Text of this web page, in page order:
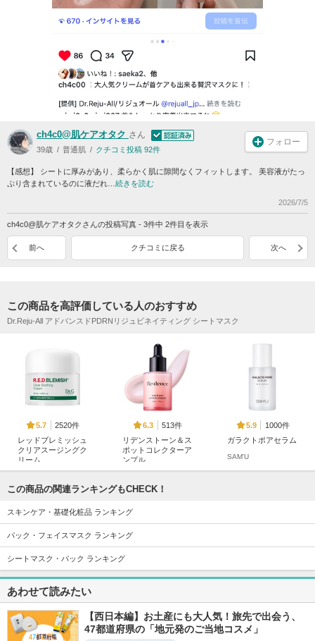
ch4c0@肌ケアオタク さん
39歳 普通肌 クチコミ投稿 92件
フォロー
【感想】 シートに厚みがあり、柔らかく肌に隙間なくフィットします。 美容液がたっ
ぷり含まれているのに液だれ… 続きを読む
2026/7/5
ch4c0@肌ケアオタクさんの投稿写真 - 3件中 2件目を表示
前へ クチコミに戻る 次へ
この商品を高評価している人のおすすめ
Dr.Reju-All アドバンスドPDRNリジュビネイティング シートマスク
5.7
2520件
レッドブレミッシュ
クリアスージングク
リーム
6.3
513件
リデンストーン＆ス
ポットコレクターア
ンプル
5.9
1000件
ガラクトポアセラム
SAM'U
1339件
リジュラン デュア
ルエフェクトアンプ
ル
リジュラン(REJURAN
COSMETICS)
Jet Blue Serum
ビタ３セラム
この商品の関連ランキングもCHECK！
スキンケア・基礎化粧品 ランキング
パック・フェイスマスク ランキング
シートマスク・パック ランキング
あわせて読みたい
【西日本編】お土産にも大人気！旅先で出会う、
47都道府県の「地元発のご当地コスメ」